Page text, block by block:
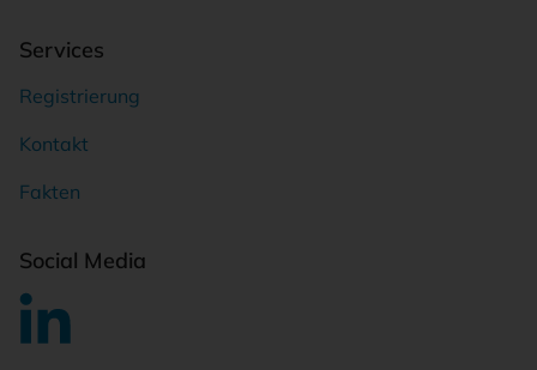
Services
Registrierung
Kontakt
Fakten
Social Media